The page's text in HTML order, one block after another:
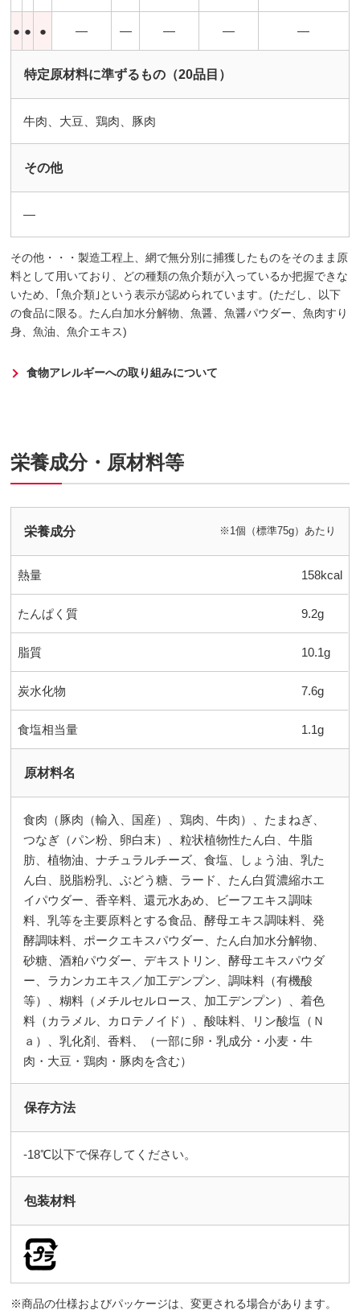
● ● ● ― ― ― ― ―
特定原材料に準ずるもの（20品目）
牛肉、大豆、鶏肉、豚肉
その他
―
その他・・・製造工程上、網で無分別に捕獲したものをそのまま原
料として用いており、どの種類の魚介類が入っているか把握できな
いため、｢魚介類｣という表示が認められています。(ただし、以下
の食品に限る。たん白加水分解物、魚醤、魚醤パウダー、魚肉すり
身、魚油、魚介エキス)
食物アレルギーへの取り組みについて
栄養成分・原材料等
栄養成分 ※1個（標準75g）あたり
熱量 158kcal
たんぱく質 9.2g
脂質 10.1g
炭水化物 7.6g
食塩相当量 1.1g
原材料名
食肉（豚肉（輸入、国産）、鶏肉、牛肉）、たまねぎ、
つなぎ（パン粉、卵白末）、粒状植物性たん白、牛脂
肪、植物油、ナチュラルチーズ、食塩、しょう油、乳た
ん白、脱脂粉乳、ぶどう糖、ラード、たん白質濃縮ホエ
イパウダー、香辛料、還元水あめ、ビーフエキス調味
料、乳等を主要原料とする食品、酵母エキス調味料、発
酵調味料、ポークエキスパウダー、たん白加水分解物、
砂糖、酒粕パウダー、デキストリン、酵母エキスパウダ
ー、ラカンカエキス／加工デンプン、調味料（有機酸
等）、糊料（メチルセルロース、加工デンプン）、着色
料（カラメル、カロテノイド）、酸味料、リン酸塩（Ｎ
ａ）、乳化剤、香料、（一部に卵・乳成分・小麦・牛
肉・大豆・鶏肉・豚肉を含む）
保存方法
-18℃以下で保存してください。
包装材料
商品の仕様およびパッケージは、変更される場合があります。